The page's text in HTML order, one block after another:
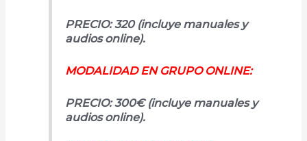
PRECIO: 320 (incluye manuales y
audios online).
MODALIDAD EN GRUPO ONLINE:
PRECIO: 300€ (incluye manuales y
audios online).